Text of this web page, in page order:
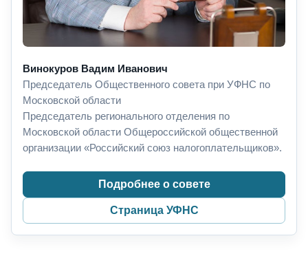
Винокуров Вадим Иванович
Председатель Общественного совета при УФНС по
Московской области
Председатель регионального отделения по
Московской области Общероссийской общественной
организации «Российский союз налогоплательщиков».
Подробнее о совете
Страница УФНС